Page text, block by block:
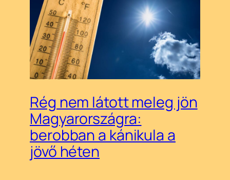
Rég nem látott meleg jön
Magyarországra:
berobban a kánikula a
jövő héten